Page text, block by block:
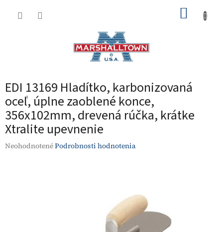
EDI 13169 Hladítko, karbonizovaná
oceľ, úplne zaoblené konce,
356x102mm, drevená rúčka, krátke
Xtralite upevnenie
Priemerné
NeohodnotenéPodrobnosti hodnotenia